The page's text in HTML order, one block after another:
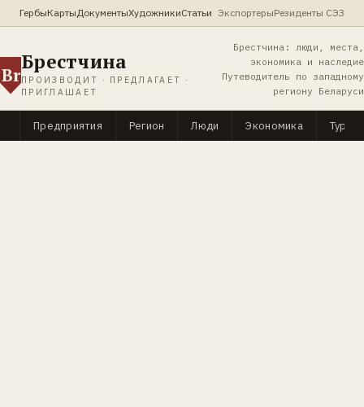
ГербыКартыДокументыХудожникиСтатьи ЭкспортерыРезиденты СЭЗ
Br
Брестчина
ПРОИЗВОДИТ · ПРЕДЛАГАЕТ ·
ПРИГЛАШАЕТ
Брестчина: люди, места,
экономика и наследие
Путеводитель по западному
региону Беларуси
Предприятия Регион Люди Экономика